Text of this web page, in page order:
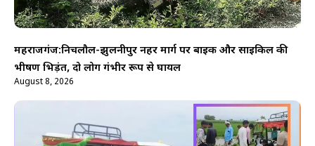
महराजगंज:निचलौल-झुलनीपुर नहर मार्ग पर बाइक और साइकिल की
भीषण भिड़ंत, दो लोग गंभीर रूप से घायल
August 8, 2026